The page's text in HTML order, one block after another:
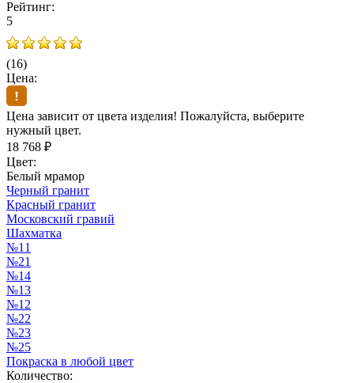
Рейтинг:
5
(16)
Цена:
Цена зависит от цвета изделия! Пожалуйста, выберите
нужный цвет.
18 768 ₽
Цвет:
Белый мрамор
Черный гранит
Красный гранит
Московский гравий
Шахматка
№11
№21
№14
№13
№12
№22
№23
№25
Покраска в любой цвет
Количество: